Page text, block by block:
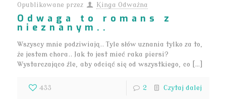
Opublikowane przez Kinga Odważna
Odwaga to romans z
nieznanym..
Wszyscy mnie podziwiają.. Tyle słów uznania tylko za to,
że jestem chora.. Jak to jest mieć raka piersi?
Wystarczająco źle, aby odciąć się od wszystkiego, co […]
433 2 Czytaj dalej